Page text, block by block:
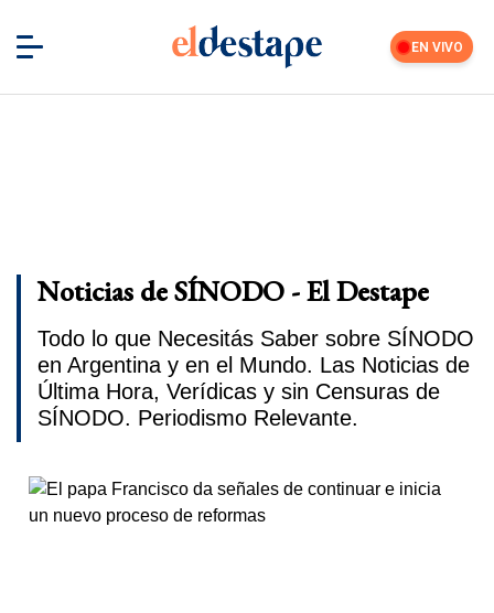
EN VIVO
Noticias de SÍNODO - El Destape
Todo lo que Necesitás Saber sobre SÍNODO
en Argentina y en el Mundo. Las Noticias de
Última Hora, Verídicas y sin Censuras de
SÍNODO. Periodismo Relevante.